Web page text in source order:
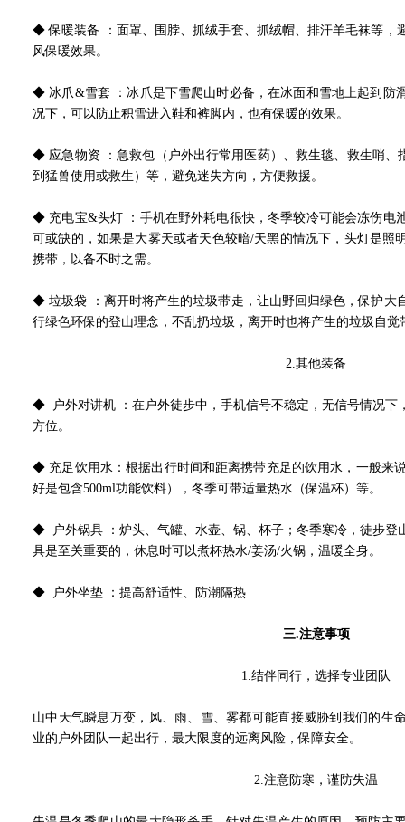
◆ 保暖装备 ：面罩、围脖、抓绒手套、抓绒帽、排汗羊毛袜等，
风保暖效果。
◆ 冰爪&雪套 ：冰爪是下雪爬山时必备，在冰面和雪地上起到防
况下，可以防止积雪进入鞋和裤脚内，也有保暖的效果。
◆ 应急物资 ：急救包（户外出行常用医药）、救生毯、救生哨、
到猛兽使用或救生）等，避免迷失方向，方便救援。
◆ 充电宝&头灯 ：手机在野外耗电很快，冬季较冷可能会冻伤电
可或缺的，如果是大雾天或者天色较暗/天黑的情况下，头灯是照
携带，以备不时之需。
◆ 垃圾袋 ：离开时将产生的垃圾带走，让山野回归绿色，保护大
行绿色环保的登山理念，不乱扔垃圾，离开时也将产生的垃圾自
2.其他装备
◆ 户外对讲机 ：在户外徒步中，手机信号不稳定，无信号情况下
方位。
◆ 充足饮用水：根据出行时间和距离携带充足的饮用水，一般来
好是包含500ml功能饮料），冬季可带适量热水（保温杯）等。
◆ 户外锅具 ：炉头、气罐、水壶、锅、杯子；冬季寒冷，徒步登
具是至关重要的，休息时可以煮杯热水/姜汤/火锅，温暖全身。
◆ 户外坐垫 ：提高舒适性、防潮隔热
三.注意事项
1.结伴同行，选择专业团队
山中天气瞬息万变，风、雨、雪、雾都可能直接威胁到我们的生
业的户外团队一起出行，最大限度的远离风险，保障安全。
2.注意防寒，谨防失温